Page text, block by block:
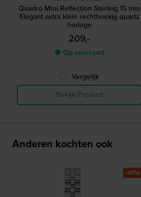
Quadro Mini Reflection Sterling 15 mm
Elegant extra klein rechthoekig quartz
horloge
209,-
● Op voorraad
Vergelijk
Bekijk Product
Anderen kochten ook
-40%